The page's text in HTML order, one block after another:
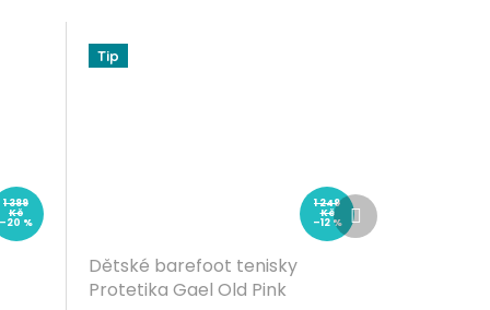
1 389
Kč
–20 %
Tip
1 249
Kč
–12 %
Dětské barefoot tenisky
Protetika Gael Old Pink
Další
produkt